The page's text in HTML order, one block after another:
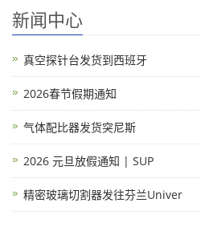
新闻中心
真空探针台发货到西班牙
2026春节假期通知
气体配比器发货突尼斯
2026 元旦放假通知 | SUP
精密玻璃切割器发往芬兰Univer